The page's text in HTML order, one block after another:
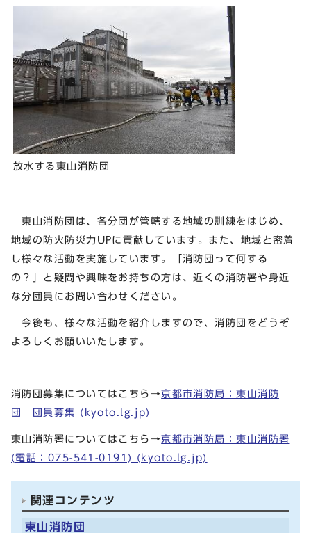
放水する東山消防団
東山消防団は、各分団が管轄する地域の訓練をはじめ、
地域の防火防災力UPに貢献しています。また、地域と密着
し様々な活動を実施しています。「消防団って何する
の？」と疑問や興味をお持ちの方は、近くの消防署や身近
な分団員にお問い合わせください。
今後も、様々な活動を紹介しますので、消防団をどうぞ
よろしくお願いいたします。
消防団募集についてはこちら→京都市消防局：東山消防
団 団員募集 (kyoto.lg.jp)
東山消防署についてはこちら→京都市消防局：東山消防署
(電話：075-541-0191) (kyoto.lg.jp)
関連コンテンツ
東山消防団